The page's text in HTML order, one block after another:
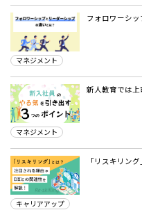
フォロワーシ
マネジメント
新人教育では
マネジメント
「リスキリン
キャリアアップ